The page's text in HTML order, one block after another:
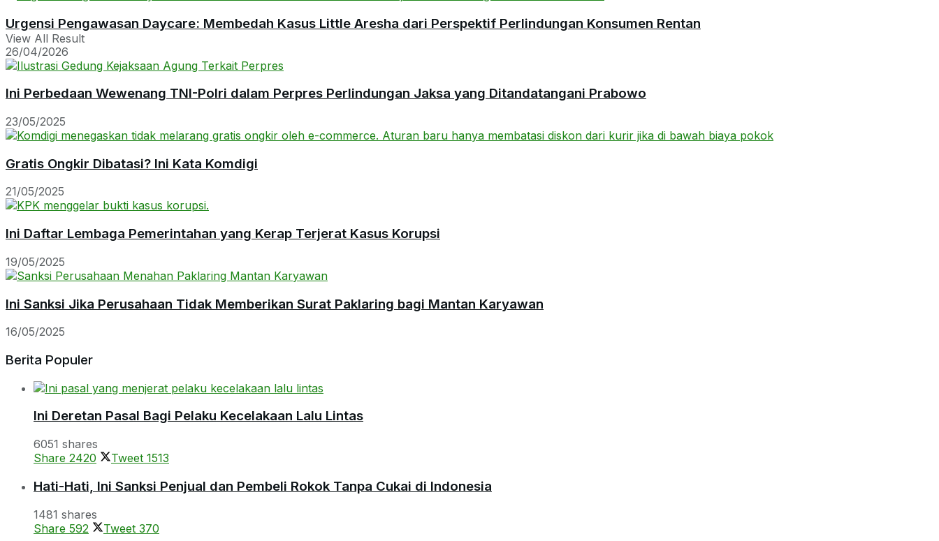
View All Result
Urgensi Pengawasan Daycare: Membedah Kasus Little Aresha dari Perspektif Perlindungan Konsumen Rentan
26/04/2026
Ini Perbedaan Wewenang TNI-Polri dalam Perpres Perlindungan Jaksa yang Ditandatangani Prabowo
23/05/2025
Gratis Ongkir Dibatasi? Ini Kata Komdigi
21/05/2025
Ini Daftar Lembaga Pemerintahan yang Kerap Terjerat Kasus Korupsi
19/05/2025
Ini Sanksi Jika Perusahaan Tidak Memberikan Surat Paklaring bagi Mantan Karyawan
16/05/2025
Berita Populer
Ini Deretan Pasal Bagi Pelaku Kecelakaan Lalu Lintas
6051 shares
Share 2420 Tweet 1513
Hati-Hati, Ini Sanksi Penjual dan Pembeli Rokok Tanpa Cukai di Indonesia
1481 shares
Share 592 Tweet 370